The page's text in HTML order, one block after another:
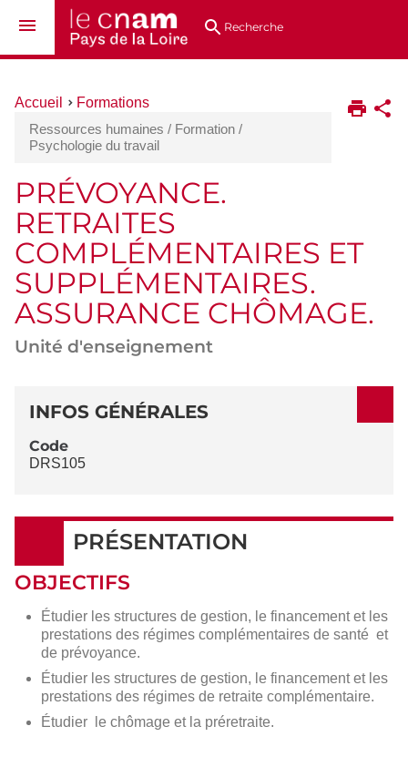
au
directsRecherche
Vous
ici :
Accueil
Formations
Ressources humaines / Formation /
Psychologie du travail
PRÉVOYANCE.
RETRAITES
COMPLÉMENTAIRES ET
SUPPLÉMENTAIRES.
ASSURANCE CHÔMAGE.
Unité d'enseignement
DÉTAILS
INFOS GÉNÉRALES
Code
DRS105
PRÉSENTATION
OBJECTIFS
Étudier les structures de gestion, le financement et les
prestations des régimes complémentaires de santé et
de prévoyance.
Étudier les structures de gestion, le financement et les
prestations des régimes de retraite complémentaire.
Étudier le chômage et la préretraite.